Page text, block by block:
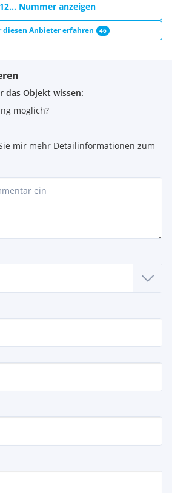
Nummer anzeigen
diesen Anbieter erfahren 46
das Objekt wissen:
möglich?
mir mehr Detailinformationen zum